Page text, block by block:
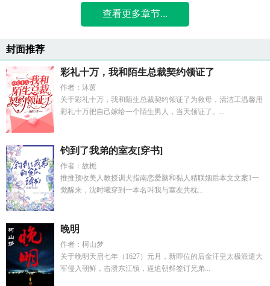
查看更多章节...
封面推荐
彩礼十万，我和陌生总裁契约领证了
作者：沐茵
关于彩礼十万，我和陌生总裁契约领证了为救母，清洁工温馨用
彩礼十万把自己嫁给一个陌生男人，当天领证了。...
钓到了我弟的室友[穿书]
作者：故栀
推推预收美人教授训犬指南恋爱脑和黏人精联姻后本文文案1一
觉醒来，沈时曦穿到一本名叫我与室友共枕...
晚明
作者：柯山梦
关于晚明天启七年（1627）元月，新即位的后金汗皇太极派遣大
军侵入朝鲜，击溃东江镇，逼迫朝鲜签订兄弟...